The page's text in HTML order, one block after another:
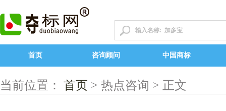
首页 咨询顾问 中国商标
当前位置： 首页 > 热点咨询 > 正文